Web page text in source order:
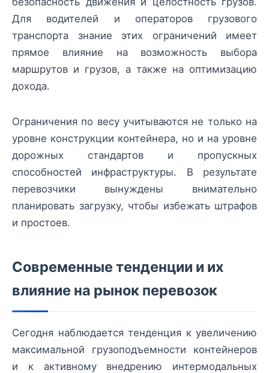
Для водителей и операторов грузового
транспорта знание этих ограничений имеет
прямое влияние на возможность выбора
маршрутов и грузов, а также на оптимизацию
дохода.
Ограничения по весу учитываются не только на
уровне конструкции контейнера, но и на уровне
дорожных стандартов и пропускных
способностей инфраструктуры. В результате
перевозчики вынуждены внимательно
планировать загрузку, чтобы избежать штрафов
и простоев.
Современные тенденции и их
влияние на рынок перевозок
Сегодня наблюдается тенденция к увеличению
максимальной грузоподъемности контейнеров
и к активному внедрению интермодальных